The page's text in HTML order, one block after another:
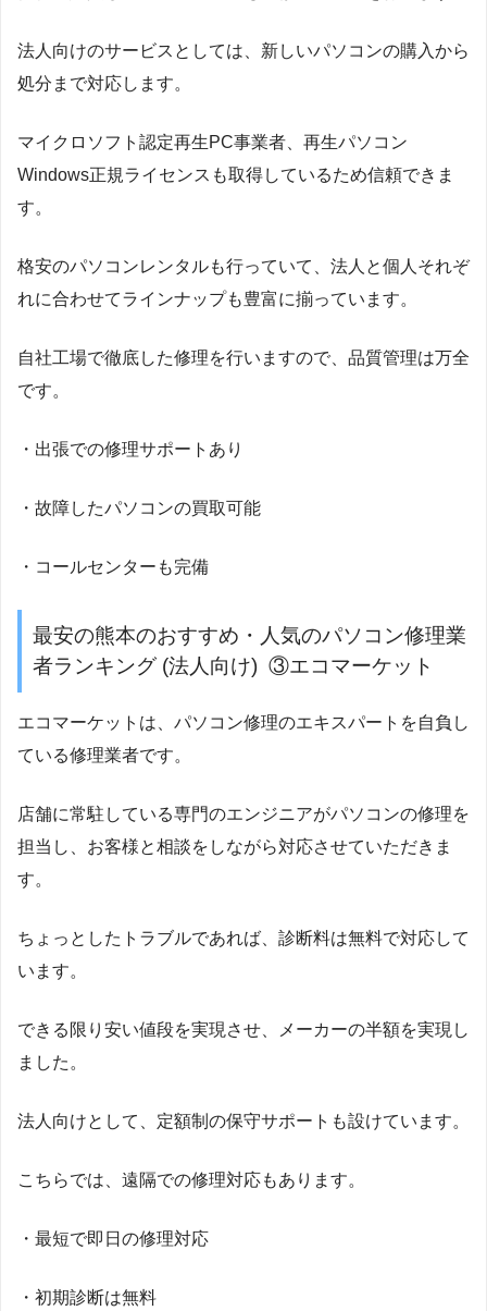
法人向けのサービスとしては、新しいパソコンの購入から
処分まで対応します。
マイクロソフト認定再生PC事業者、再生パソコン
Windows正規ライセンスも取得しているため信頼できま
す。
格安のパソコンレンタルも行っていて、法人と個人それぞ
れに合わせてラインナップも豊富に揃っています。
自社工場で徹底した修理を行いますので、品質管理は万全
です。
・出張での修理サポートあり
・故障したパソコンの買取可能
・コールセンターも完備
最安の熊本のおすすめ・人気のパソコン修理業
者ランキング (法人向け) ③エコマーケット
エコマーケットは、パソコン修理のエキスパートを自負し
ている修理業者です。
店舗に常駐している専門のエンジニアがパソコンの修理を
担当し、お客様と相談をしながら対応させていただきま
す。
ちょっとしたトラブルであれば、診断料は無料で対応して
います。
できる限り安い値段を実現させ、メーカーの半額を実現し
ました。
法人向けとして、定額制の保守サポートも設けています。
こちらでは、遠隔での修理対応もあります。
・最短で即日の修理対応
・初期診断は無料